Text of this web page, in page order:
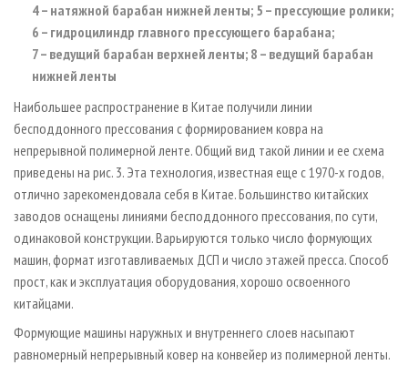
4 – натяжной барабан нижней ленты; 5 – прессующие ролики;
6 – гидроцилиндр главного прессующего барабана;
7 – ведущий барабан верхней ленты; 8 – ведущий барабан
нижней ленты
Наибольшее распространение в Китае получили линии
бесподдонного прессования с формированием ковра на
непрерывной полимерной ленте. Общий вид такой линии и ее схема
приведены на рис. 3. Эта технология, известная еще с 1970-х годов,
отлично зарекомендовала себя в Китае. Большинство китайских
заводов оснащены линиями бесподдонного прессования, по сути,
одинаковой конструкции. Варьируются только число формующих
машин, формат изготавливаемых ДСП и число этажей пресса. Способ
прост, как и эксплуатация оборудования, хорошо освоенного
китайцами.
Формующие машины наружных и внутреннего слоев насыпают
равномерный непрерывный ковер на конвейер из полимерной ленты.